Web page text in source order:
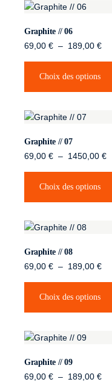
Graphite // 06
69,00 € – 189,00 €
Choix des options
Graphite // 07
69,00 € – 1450,00 €
Choix des options
Graphite // 08
69,00 € – 189,00 €
Choix des options
Graphite // 09
69,00 € – 189,00 €